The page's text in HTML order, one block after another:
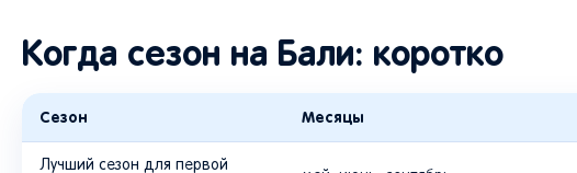
Когда сезон на Бали: коротко
Сезон Месяцы
Лучший сезон для первой